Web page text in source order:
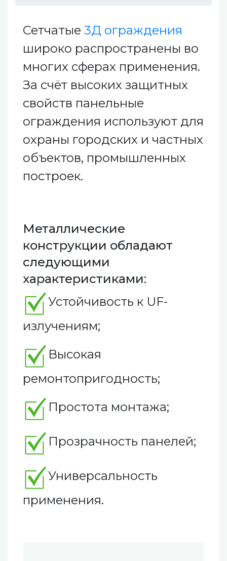
Сетчатые 3Д ограждения
широко распространены во
многих сферах применения.
За счёт высоких защитных
свойств панельные
ограждения используют для
охраны городских и частных
объектов, промышленных
построек.
Металлические
конструкции обладают
следующими
характеристиками:
Устойчивость к UF-
излучениям;
Высокая
ремонтопригодность;
Простота монтажа;
Прозрачность панелей;
Универсальность
применения.